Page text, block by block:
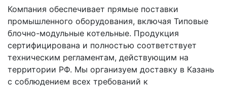
Компания обеспечивает прямые поставки
промышленного оборудования, включая Типовые
блочно-модульные котельные. Продукция
сертифицирована и полностью соответствует
техническим регламентам, действующим на
территории РФ. Мы организуем доставку в Казань
с соблюдением всех требований к